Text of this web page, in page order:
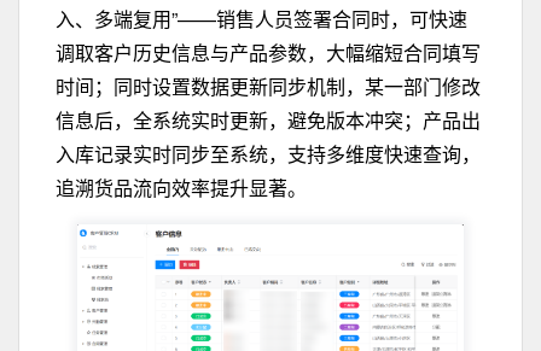
入、多端复用”——销售人员签署合同时，可快速
调取客户历史信息与产品参数，大幅缩短合同填写
时间；同时设置数据更新同步机制，某一部门修改
信息后，全系统实时更新，避免版本冲突；产品出
入库记录实时同步至系统，支持多维度快速查询，
追溯货品流向效率提升显著。